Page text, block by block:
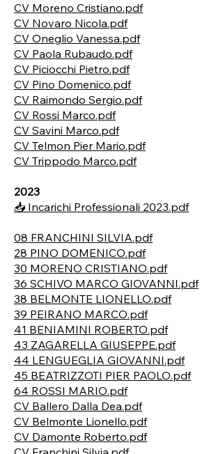
CV Moreno Cristiano.pdf
CV Novaro Nicola.pdf
CV Oneglio Vanessa.pdf
CV Paola Rubaudo.pdf
CV Piciocchi Pietro.pdf
CV Pino Domenico.pdf
CV Raimondo Sergio.pdf
CV Rossi Marco.pdf
CV Savini Marco.pdf
CV Telmon Pier Mario.pdf
CV Trippodo Marco.pdf
2023
📥 Incarichi Professionali 2023.pdf
08 FRANCHINI SILVIA.pdf
28 PINO DOMENICO.pdf
30 MORENO CRISTIANO.pdf
36 SCHIVO MARCO GIOVANNI.pdf
38 BELMONTE LIONELLO.pdf
39 PEIRANO MARCO.pdf
41 BENIAMINI ROBERTO.pdf
43 ZAGARELLA GIUSEPPE.pdf
44 LENGUEGLIA GIOVANNI.pdf
45 BEATRIZZOTI PIER PAOLO.pdf
64 ROSSI MARIO.pdf
CV Ballero Dalla Dea.pdf
CV Belmonte Lionello.pdf
CV Damonte Roberto.pdf